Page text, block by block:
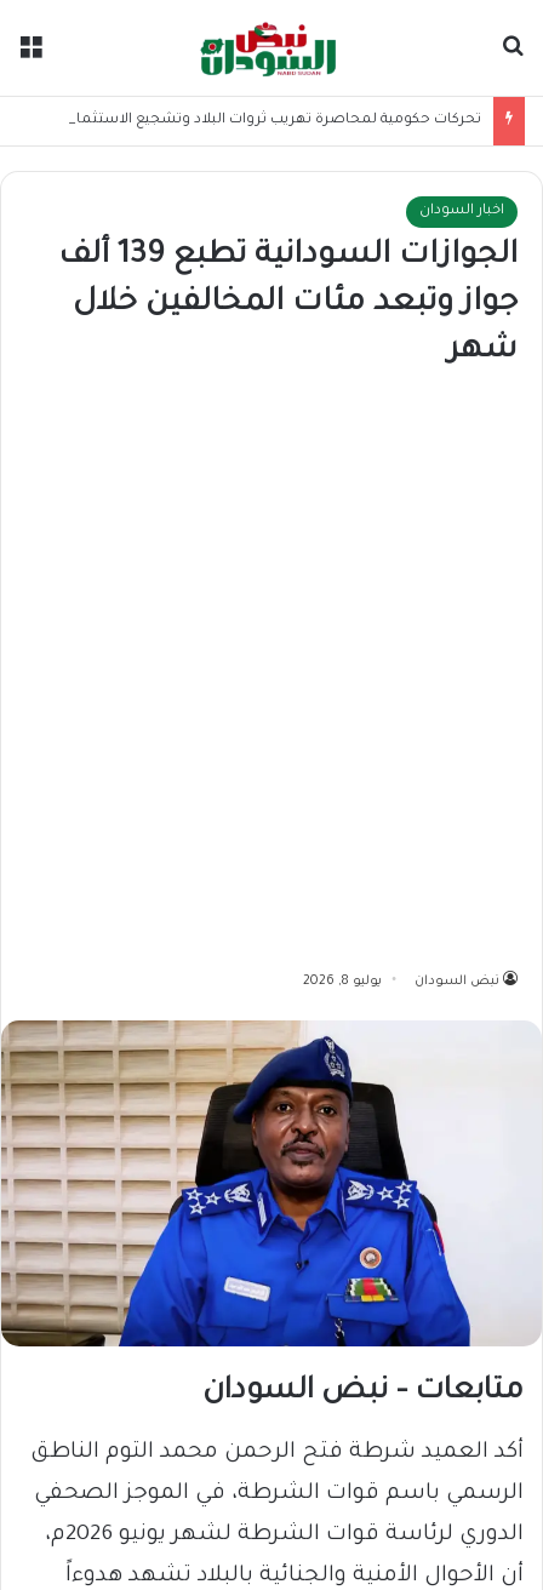
اخبار السودان
الجوازات السودانية تطبع 139 ألف
جواز وتبعد مئات المخالفين خلال
شهر
نبض السودان يوليو 8, 2026
متابعات – نبض السودان
أكد العميد شرطة فتح الرحمن محمد التوم الناطق
الرسمي باسم قوات الشرطة، في الموجز الصحفي
الدوري لرئاسة قوات الشرطة لشهر يونيو 2026م،
أن الأحوال الأمنية والجنائية بالبلاد تشهد هدوءاً